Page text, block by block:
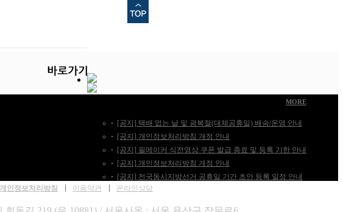
MORE
[공지] 택배 없는 날 및 광복절(대체공휴일) 배송/운영 안내
[공지] 개인정보처리방침 개정 안내
[공지] 필메이커 식전영상 쿠폰 발급 종료 및 등록 기한 안내
[공지] 개인정보처리방침 개정 안내
[공지] 전국동시지방선거 공휴일 기간 초안 등록 일정 안내
개인정보처리방침 이용약관 온라인상담